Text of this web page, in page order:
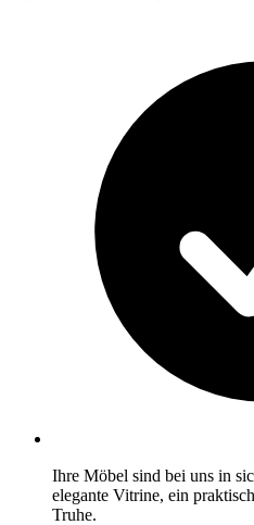
Ihre Möbel sind bei uns in
elegante Vitrine, ein
Truhe.